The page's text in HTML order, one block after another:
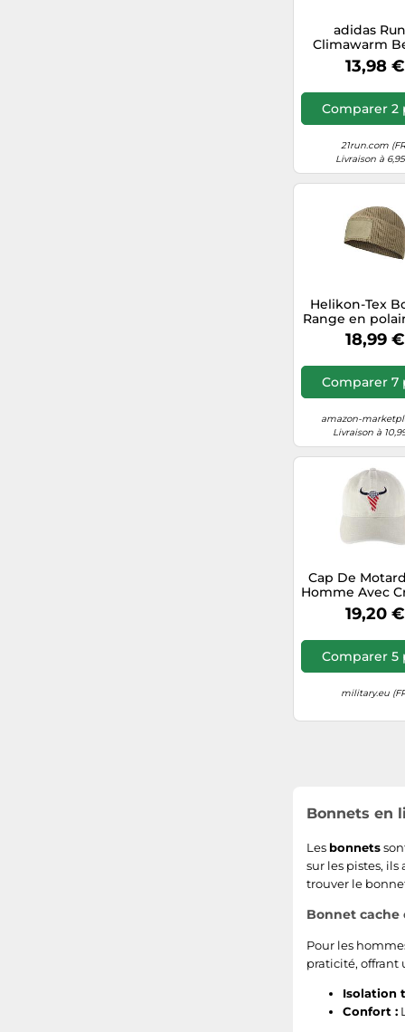
adidas
Climawarm
Bonnet13,98 €
Comparer 2
21run.com
Livraison à
Helikon-Tex
Range en
Coyote Taille
18,99 €
Comparer 7
amazon-
Livraison à
Cap De
Homme Avec
Os Croisés Par
19,20 €
Comparer 5
military.eu
Bonnets en
Les bonnets
sur les pistes,
trouver le
Bonnet
Pour les
praticité, offrant
Isolation
Confort :